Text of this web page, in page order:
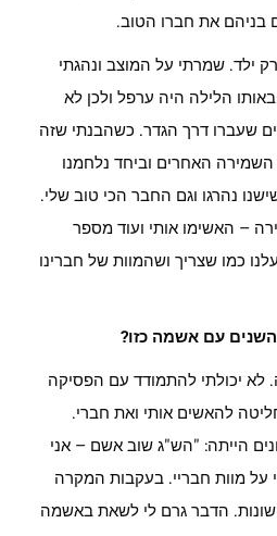
את חברו הטוב.
שמרתי על המוצב ונהגתי
הלילה היה ערפל ולכן לא
דרך הגדר. כשהבנתי שזה
האחרים וביחד נלחמנו
נהרגו וגם החבר הכי טוב שלי.
האשימו אותי ועוד מספר
כמו שצריך ושהמוות של חברינו
עם אשמה כזו?
להתמודד עם הפסיקה
להאשים אותי ואת חברי.
הייתה: "הש"ג שוב אשם – אני
מוות חבריי. בעקבות המקרה
הדבר גרם לי לשאת באשמה